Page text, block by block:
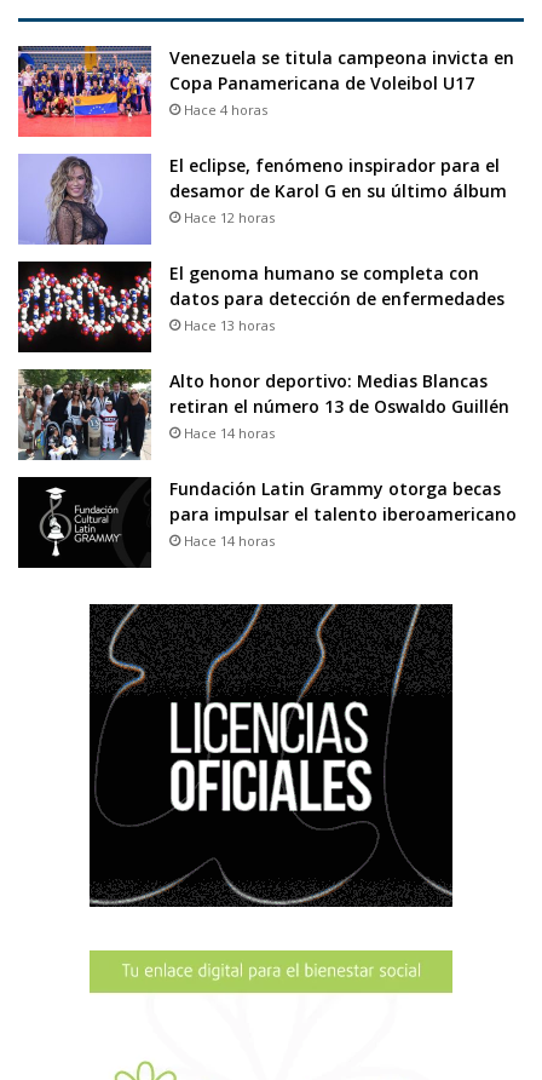
Venezuela se titula campeona invicta en
Copa Panamericana de Voleibol U17
Hace 4 horas
El eclipse, fenómeno inspirador para el
desamor de Karol G en su último álbum
Hace 12 horas
El genoma humano se completa con
datos para detección de enfermedades
Hace 13 horas
Alto honor deportivo: Medias Blancas
retiran el número 13 de Oswaldo Guillén
Hace 14 horas
Fundación Latin Grammy otorga becas
para impulsar el talento iberoamericano
Hace 14 horas